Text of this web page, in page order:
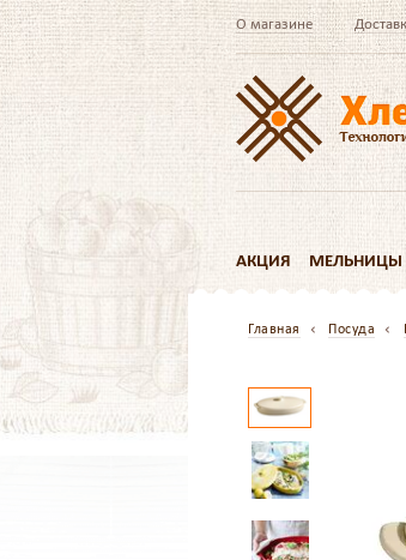
О магазине
АКЦИЯ МЕЛЬНИЦЫ
Главная Посуда